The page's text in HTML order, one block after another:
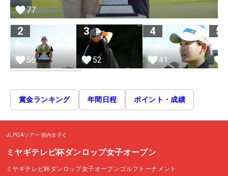
77
2
56
3
52
4
41
5
賞金ランキング 年間日程 ポイント・成績
JLPGAツアー 国内女子
ミヤギテレビ杯ダンロップ女子オープン
ミヤギテレビ杯ダンロップ女子オープンゴルフトーナメント